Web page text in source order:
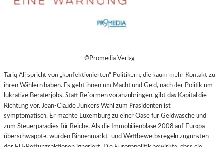
©Promedia Verlag
Tariq Ali spricht von „konfektionierten“ Politikern, die kaum mehr Kontakt zu
ihren Wählern haben. Es geht ihnen um Macht und Geld, nach der Politik um
lukrative Beraterjobs. Statt Reformen voranzubringen, gibt das Kapital die
Richtung vor. Jean-Claude Junkers Wahl zum Präsidenten ist
symptomatisch. Er machte Luxemburg zu einer Oase für Geldwäsche und
zum Steuerparadies für Reiche. Als die Immobilienblase 2008 auf Europa
überschwappte, wurden Binnenmarkt- und Wettbewerbsregeln zugunsten